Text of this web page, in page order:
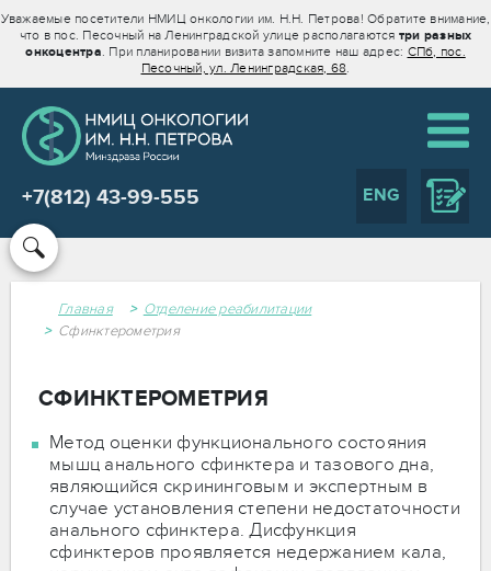
Уважаемые посетители НМИЦ онкологии им. Н.Н. Петрова! Обратите внимание,
что в пос. Песочный на Ленинградской улице располагаются три разных
онкоцентра. При планировании визита запомните наш адрес: СПб, пос.
Песочный, ул. Ленинградская, 68.
+7(812) 43-99-555 ENG
Главная
Отделение реабилитации
Сфинктерометрия
СФИНКТЕРОМЕТРИЯ
Метод оценки функционального состояния
мышц анального сфинктера и тазового дна,
являющийся скрининговым и экспертным в
случае установления степени недостаточности
анального сфинктера. Дисфункция
сфинктеров проявляется недержанием кала,